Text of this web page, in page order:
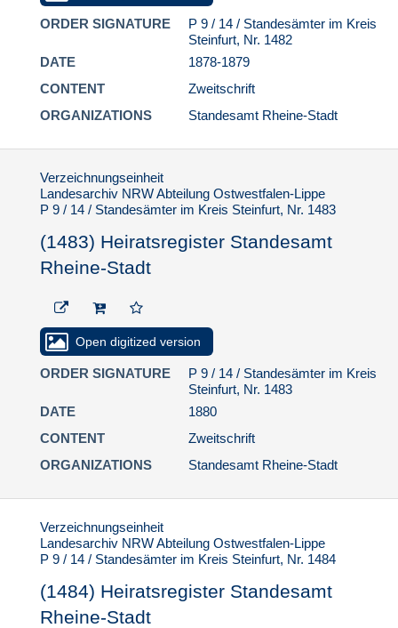
(1481) Heiratsregister
Standesamt Rheine-
Stadt
(1482) Heiratsregister
Stadt
(1483) Heiratsregister
(1484) Heiratsregister
Stadt
(1487) Heiratsregister
Standesamt Rheine-
Standesamt Rheine-
Stadt
Standesamt Rheine-
ORDER SIGNATURE
P 9 / 14 / Standesämter im Kreis
Steinfurt, Nr. 1482
DATE
1878-1879
CONTENT
Zweitschrift
ORGANIZATIONS
Standesamt Rheine-Stadt
Verzeichnungseinheit
Landesarchiv NRW Abteilung Ostwestfalen-Lippe
P 9 / 14 / Standesämter im Kreis Steinfurt, Nr. 1483
(1483) Heiratsregister Standesamt
Rheine-Stadt
Open digitized version
ORDER SIGNATURE
P 9 / 14 / Standesämter im Kreis
Steinfurt, Nr. 1483
DATE
1880
CONTENT
Zweitschrift
ORGANIZATIONS
Standesamt Rheine-Stadt
Verzeichnungseinheit
Landesarchiv NRW Abteilung Ostwestfalen-Lippe
P 9 / 14 / Standesämter im Kreis Steinfurt, Nr. 1484
(1484) Heiratsregister Standesamt
Rheine-Stadt